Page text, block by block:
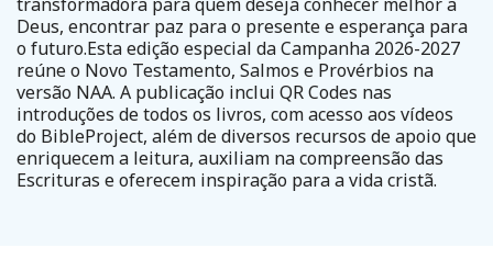
Deus, encontrar paz para o presente e esperança para
o futuro.Esta edição especial da Campanha 2026-2027
reúne o Novo Testamento, Salmos e Provérbios na
versão NAA. A publicação inclui QR Codes nas
introduções de todos os livros, com acesso aos vídeos
do BibleProject, além de diversos recursos de apoio que
enriquecem a leitura, auxiliam na compreensão das
Escrituras e oferecem inspiração para a vida cristã.